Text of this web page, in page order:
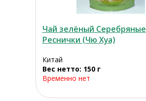
Чай зелёный Серебряные
Реснички (Чю Хуа)
Китай
Вес нетто: 150 г
Временно нет